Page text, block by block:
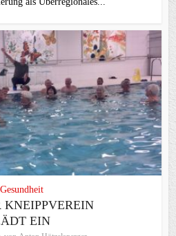
Gesundheit
KNEIPPVEREIN
EIN